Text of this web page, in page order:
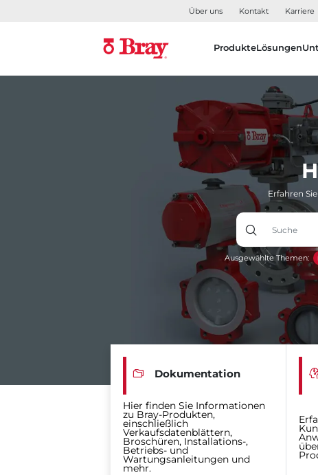
Über uns Kontakt Karriere
ProdukteLösungen
Erfahren
Ausgewählte Themen:
Dokumentation
Hier finden Sie Informationen
zu Bray-Produkten,
einschließlich
Verkaufsdatenblättern,
Broschüren, Installations-,
Betriebs- und
Wartungsanleitungen und
mehr.